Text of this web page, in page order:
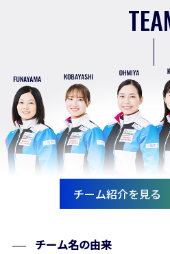
チーム紹介を見る
チーム名の由来